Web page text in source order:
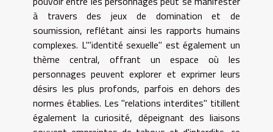
à travers des jeux de domination et de
soumission, reflétant ainsi les rapports humains
complexes. L'"identité sexuelle" est également un
thème central, offrant un espace où les
personnages peuvent explorer et exprimer leurs
désirs les plus profonds, parfois en dehors des
normes établies. Les "relations interdites" titillent
également la curiosité, dépeignant des liaisons